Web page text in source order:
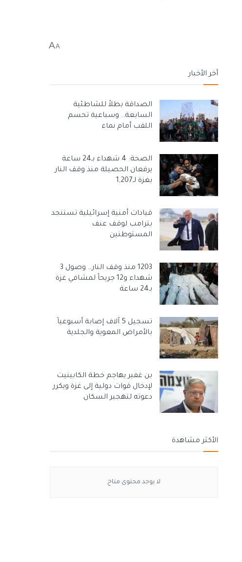
A
A
أخر الأخبار
الصداقة بطلاً للشاطئية
السابعة.. وسباعية تحسم
اللقب أمام نماء
الصحة: 4 شهداء بـ24 ساعة
يرفعان الحصيلة منذ وقف النار
بغزة لـ1,207
قيادات أمنية إسرائيلية تستنجد
بترامب لوقف عنف
المستوطنين
1203 منذ وقف النار.. وصول 3
شهداء و12 جريحاً لمشافي غزة
بـ24 ساعة
تسجيل 5 آلاف إصابة أسبوعياً
بالأمراض المعوية والجلدية
بن غفير يهاجم خطة الكابينيت
لإدخال قوات دولية إلى غزة ويكرر
دعوته لتهجير السكان
الأكثر مشاهدة
لا يوجد محتوى متاح